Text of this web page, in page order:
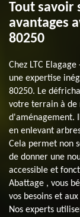
Tout savoir
avantages
80250
Chez LTC
une expertise
80250. Le
votre terrain à de
d'aménagement.
en enlevant
Cela permet non
de donner une
accessible et
Abattage , vous
vos besoins et
Nos experts